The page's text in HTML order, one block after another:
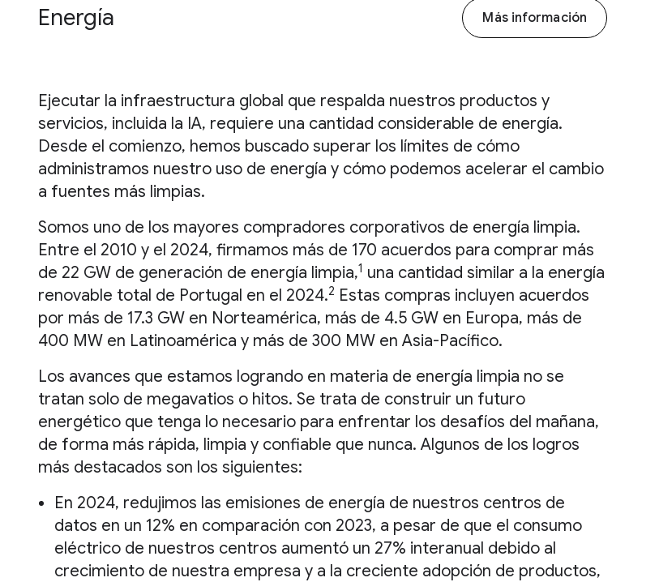
Energía Más información
Ejecutar la infraestructura global que respalda nuestros productos y
servicios, incluida la IA, requiere una cantidad considerable de energía.
Desde el comienzo, hemos buscado superar los límites de cómo
administramos nuestro uso de energía y cómo podemos acelerar el cambio
a fuentes más limpias.
Somos uno de los mayores compradores corporativos de energía limpia.
Entre el 2010 y el 2024, firmamos más de 170 acuerdos para comprar más
de 22 GW de generación de energía limpia,1 una cantidad similar a la energía
renovable total de Portugal en el 2024.2 Estas compras incluyen acuerdos
por más de 17.3 GW en Norteamérica, más de 4.5 GW en Europa, más de
400 MW en Latinoamérica y más de 300 MW en Asia-Pacífico.
Los avances que estamos logrando en materia de energía limpia no se
tratan solo de megavatios o hitos. Se trata de construir un futuro
energético que tenga lo necesario para enfrentar los desafíos del mañana,
de forma más rápida, limpia y confiable que nunca. Algunos de los logros
más destacados son los siguientes:
En 2024, redujimos las emisiones de energía de nuestros centros de
datos en un 12% en comparación con 2023, a pesar de que el consumo
eléctrico de nuestros centros aumentó un 27% interanual debido al
crecimiento de nuestra empresa y a la creciente adopción de productos,